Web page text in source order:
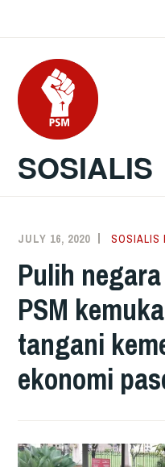
content
SOSIALIS
JULY 16, 2020 SOSIALIS
Pulih
PSM
tangani
ekonomi